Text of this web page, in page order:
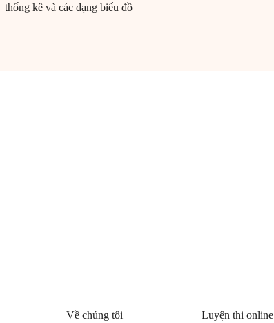
thống kê và các dạng biểu đồ
Về chúng tôi Luyện thi online